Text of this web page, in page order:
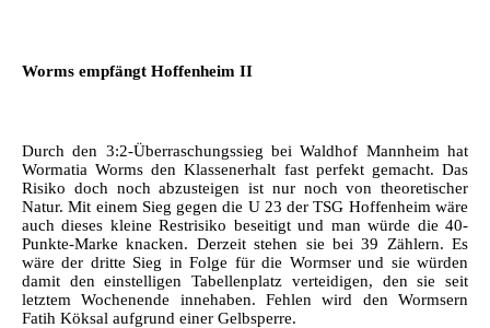
Worms empfängt Hoffenheim II
Durch den 3:2-Überraschungssieg bei Waldhof Mannheim hat
Wormatia Worms den Klassenerhalt fast perfekt gemacht. Das
Risiko doch noch abzusteigen ist nur noch von theoretischer
Natur. Mit einem Sieg gegen die U 23 der TSG Hoffenheim wäre
auch dieses kleine Restrisiko beseitigt und man würde die 40-
Punkte-Marke knacken. Derzeit stehen sie bei 39 Zählern. Es
wäre der dritte Sieg in Folge für die Wormser und sie würden
damit den einstelligen Tabellenplatz verteidigen, den sie seit
letztem Wochenende innehaben. Fehlen wird den Wormsern
Fatih Köksal aufgrund einer Gelbsperre.